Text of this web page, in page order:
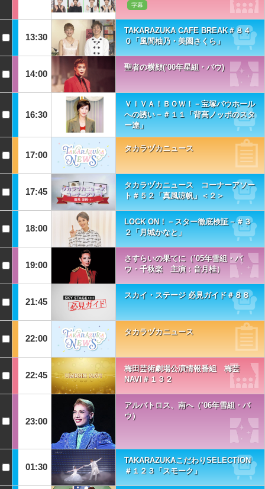
字幕
13:30
TAKARAZUKA CAFE BREAK＃８４
０「風間柚乃・美園さくら」
14:00
聖者の横顔(’00年星組・バウ)
16:30
ＶＩＶＡ！ＢＯＷ！－宝塚バウホール
への誘い－＃１１「背高ノッポのスタ
ー達」
17:00
タカラヅカニュース
17:45
タカラヅカニュース コーナーアソー
ト＃５２「真風涼帆」＜２＞
18:00
LOCK ON！－スター徹底検証－＃３
２「月城かなと」
19:00
さすらいの果てに（’05年雪組・バ
ウ・千秋楽 主演：音月桂）
21:45
スカイ・ステージ 必見ガイド＃８８
22:00
タカラヅカニュース
22:45
梅田芸術劇場公演情報番組 梅芸
NAVI＃１３２
23:00
アルバトロス、南へ（’06年雪組・バ
ウ）
01:30
TAKARAZUKAこだわりSELECTION
＃１２３「スモーク」